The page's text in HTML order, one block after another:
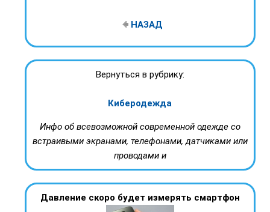
НАЗАД
Вернуться в рубрику:
Киберодежда
Инфо об всевозможной современной одежде со
встраивыми экранами, телефонами, датчиками или
проводами и
Давление скоро будет измерять смартфон